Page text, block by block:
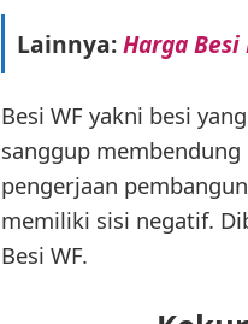
Lainnya:Harga Besi
Besi WF yakni besi
sanggup
pengerjaan
memiliki sisi negatif.
Besi WF.